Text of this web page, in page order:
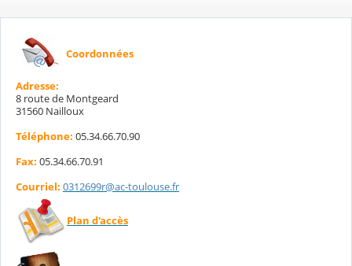
Coordonnées
Adresse:
8 route de Montgeard
31560 Nailloux
Téléphone: 05.34.66.70.90
Fax: 05.34.66.70.91
Courriel: 0312699r@ac-toulouse.fr
Plan d'accès